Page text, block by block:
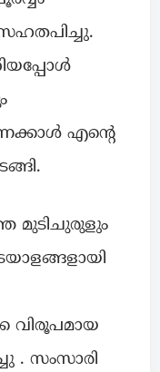
സഹതപിച്ചു.
എന്റെ
മുടിചുരുളും
വിരൂപമായ
. സംസാരി